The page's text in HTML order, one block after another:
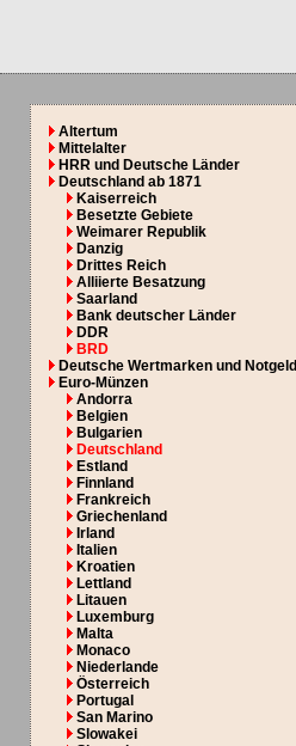
Altertum
Mittelalter
HRR und Deutsche Länder
Deutschland ab 1871
Kaiserreich
Besetzte Gebiete
Weimarer Republik
Danzig
Drittes Reich
Alliierte Besatzung
Saarland
Bank deutscher Länder
DDR
BRD
Deutsche Wertmarken und Notgeld
Euro-Münzen
Andorra
Belgien
Bulgarien
Deutschland
Estland
Finnland
Frankreich
Griechenland
Irland
Italien
Kroatien
Lettland
Litauen
Luxemburg
Malta
Monaco
Niederlande
Österreich
Portugal
San Marino
Slowakei